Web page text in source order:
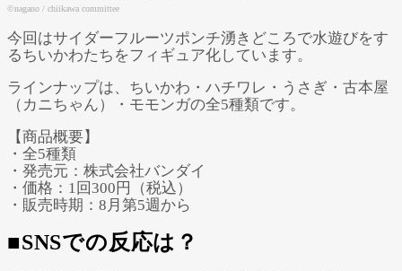
©nagano / chiikawa committee
今回はサイダーフルーツポンチ湧きどころで水遊びをす
るちいかわたちをフィギュア化しています。
ラインナップは、ちいかわ・ハチワレ・うさぎ・古本屋
（カニちゃん）・モモンガの全5種類です。
【商品概要】
・全5種類
・発売元：株式会社バンダイ
・価格：1回300円（税込）
・販売時期：8月第5週から
■SNSでの反応は？